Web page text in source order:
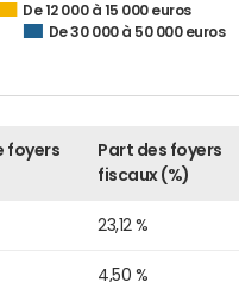
De 12 000 à 15 000 euros
De 30 000 à 50 000 euros
foyers
Part des foyers
fiscaux (%)
23,12 %
4,50 %